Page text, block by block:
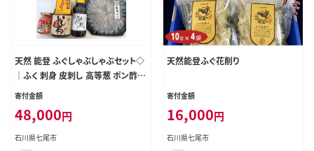
天然 能登 ふぐしゃぶしゃぶセット◇
｜ふく 刺身 皮刺し 高等葱 ポン酢
もみじおろし かぼす ヒレ 石川県 国
※2026年1月上旬頃より順次発送予
定
寄付金額
48,000円
石川県七尾市
天然能登ふぐ花削り
寄付金額
16,000円
石川県七尾市